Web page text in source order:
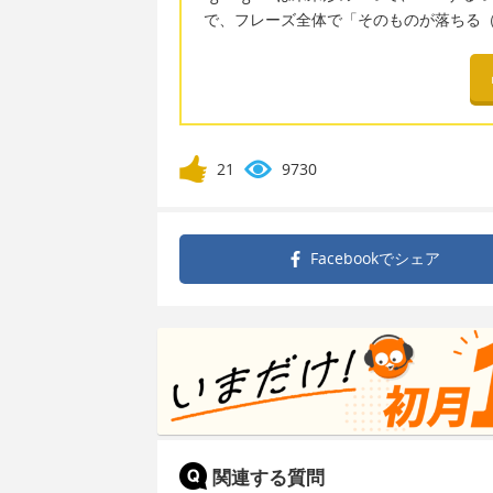
で、フレーズ全体で「そのものが落ちる
21 9730
Facebookでシェア
関連する質問